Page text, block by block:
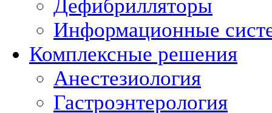
Дефибрилляторы
Информационные
Комплексные решения
Анестезиология
Гастроэнтерология